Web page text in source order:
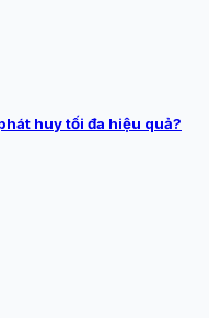
huy tối đa hiệu quả?